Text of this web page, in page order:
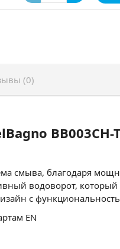
(0)
BB003CH-
смыва, благодаря
водоворот,
с
EN